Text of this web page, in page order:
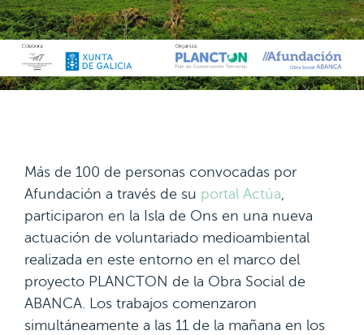
Más de 100 de personas convocadas por
Afundación a través de su portal Actúa,
participaron en la Isla de Ons en una nueva
actuación de voluntariado medioambiental
realizada en este entorno en el marco del
proyecto PLANCTON de la Obra Social de
ABANCA. Los trabajos comenzaron
simultáneamente a las 11 de la mañana en los